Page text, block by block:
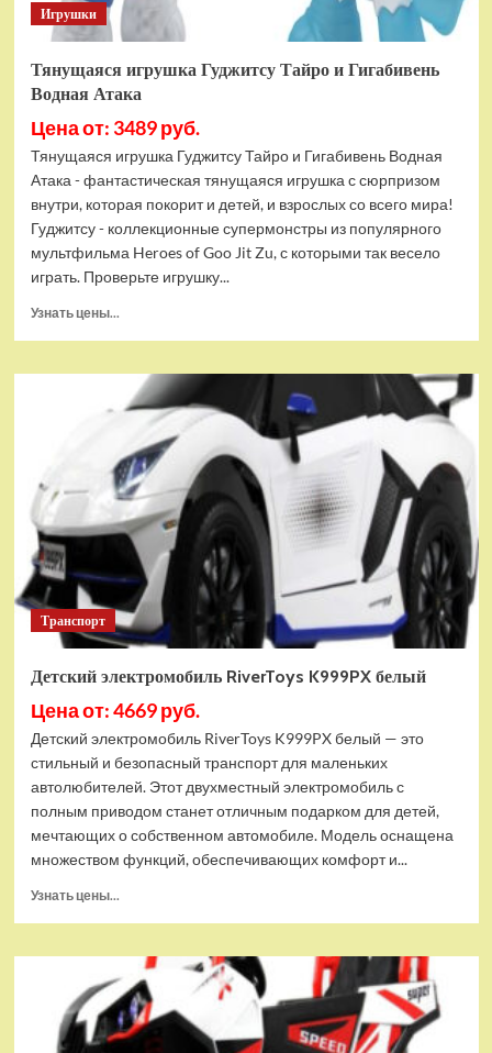
Игрушки
Тянущаяся игрушка Гуджитсу Тайро и Гигабивень
Водная Атака
Цена от: 3489 руб.
Тянущаяся игрушка Гуджитсу Тайро и Гигабивень Водная
Атака - фантастическая тянущаяся игрушка с сюрпризом
внутри, которая покорит и детей, и взрослых со всего мира!
Гуджитсу - коллекционные супермонстры из популярного
мультфильма Heroes of Goo Jit Zu, с которыми так весело
играть. Проверьте игрушку...
Узнать цены...
Тянущаяся
игрушка
Гуджитсу
и
Гигабивень
Водная
Атака
Транспорт
Детский электромобиль RiverToys K999PX белый
Цена от: 4669 руб.
Детский электромобиль RiverToys K999PX белый — это
стильный и безопасный транспорт для маленьких
автолюбителей. Этот двухместный электромобиль с
полным приводом станет отличным подарком для детей,
мечтающих о собственном автомобиле. Модель оснащена
множеством функций, обеспечивающих комфорт и...
Узнать цены...
Детский
электромобиль
RiverToys
K999PX
белый